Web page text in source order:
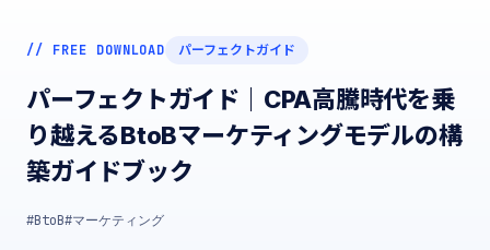
// FREE DOWNLOAD パーフェクトガイド
パーフェクトガイド｜CPA高騰時代を乗
り越えるBtoBマーケティングモデルの構
築ガイドブック
#BtoB#マーケティング